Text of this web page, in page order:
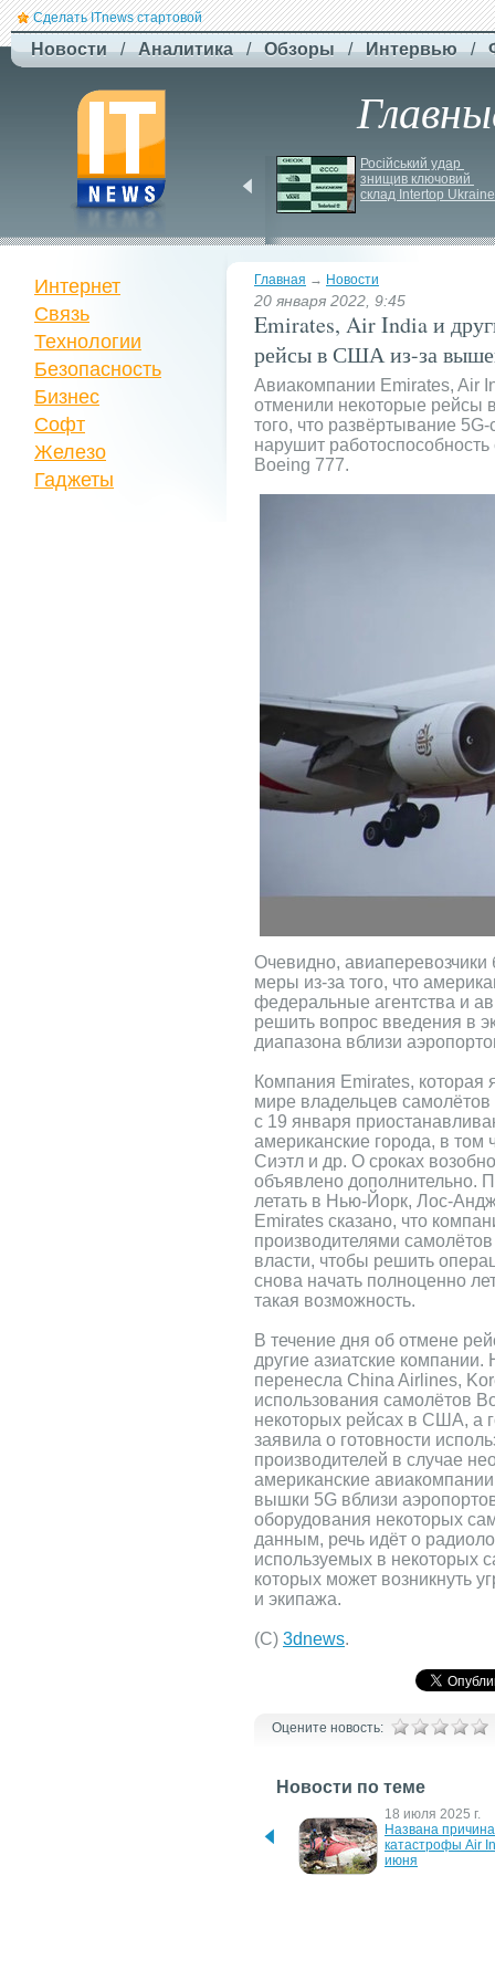
Сделать ITnews стартовой
Новости / Аналитика / Обзоры / Интервью /
бюджетный дрон F-
Сaptain, который
Російський удар
знищив ключовий
склад Intertop Ukraine
Главная → Новости
20 января 2022, 9:45
Emirates, Air India и
рейсы в США из-за
Авиакомпании Emirates, Air
отменили некоторые рейсы
того, что развёртывание
нарушит
Boeing 777.
Очевидно,
меры из-за того, что
федеральные агентства и
решить вопрос введения в
диапазона вблизи
Компания Emirates, которая
мире владельцев
с 19 января
американские города, в
Сиэтл и др. О сроках
объявлено дополнительно.
летать в Нью-Йорк, Лос-
Emirates сказано, что
производителями
власти, чтобы решить
снова начать полноценно
такая возможность.
В течение дня об отмене
другие азиатские
перенесла China Airlines,
использования самолётов
некоторых рейсах в США, а
заявила о готовности
производителей в случае
американские
вышки 5G вблизи
оборудования некоторых
данным, речь идёт о
используемых в некоторых
которых может возникнуть
и экипажа.
(С) 3dnews.
Оцените новость:
Новости по теме
авиакомпании отменяют
18 июля 2025 г.
Названа причина
катастрофы Air
июня
Интернет
Связь
Технологии
Безопасность
Бизнес
Софт
Железо
Гаджеты